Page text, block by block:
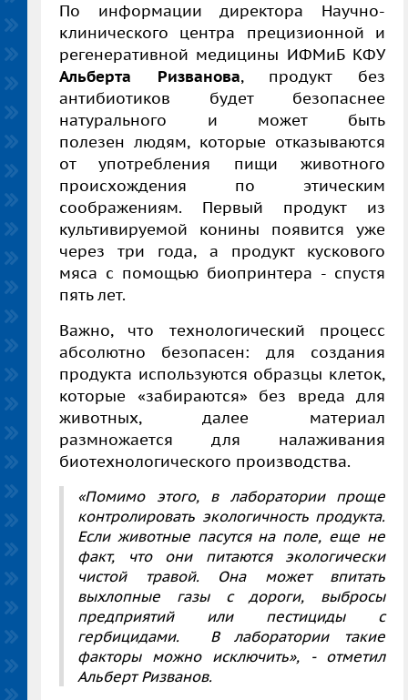
По информациидиректора Научно-
клинического центра прецизионной и
регенеративной медицины ИФМиБ КФУ
Альберта Ризванова, продукт без
антибиотиков будет безопаснее
натурального и может быть
полезен людям, которые отказываются
от употребления пищи животного
происхождения по этическим
соображениям. Первый продукт из
культивируемой конины появится уже
через три года, а продукт кускового
мяса с помощью биопринтера - спустя
пять лет.
Важно, что технологический процесс
абсолютно безопасен: для создания
продукта используются образцы клеток,
которые «забираются» без вреда для
животных, далее материал
размножается для налаживания
биотехнологического производства.
«Помимо этого, в лаборатории проще
контролировать экологичность продукта.
Если животные пасутся на поле, еще не
факт, что они питаются экологически
чистой травой. Она может впитать
выхлопные газы с дороги, выбросы
предприятий или пестициды с
гербицидами. В лаборатории такие
факторы можно исключить», - отметил
Альберт Ризванов.